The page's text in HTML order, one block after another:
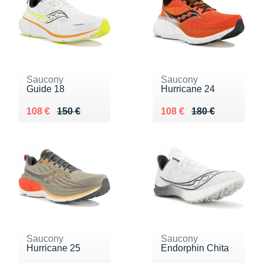
Saucony
Guide 18
150 €
Au lieu de 150 €
108 €
Vendu 108 €
Saucony
Hurricane 24
180 €
Au lieu de 180 €
108 €
Vendu 108 €
Saucony
Hurricane 25
Saucony
Endorphin Chita